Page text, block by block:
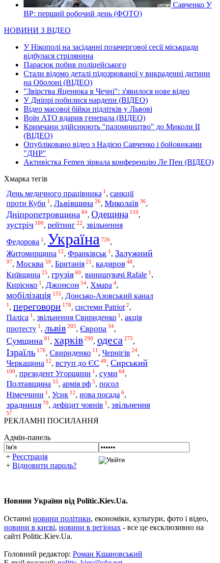
Савченко У
ВР: перший робочий день (ФОТО)
НОВИНИ З ВІДЕО
У Нікополі на засіданні позачергової сесії міськради
відбулася стрілянина
Парасюк побив поліцейського
Стали відомо деталі підозрюваної у викраденні дитини
на Оболоні (ВІДЕО)
"Звірства Яценюка в Чечні": з'явилося нове відео
У Дніпрі побилися нардепи (ВІДЕО)
Відео масової бійки підлітків у Львові
Воїн АТО вдарив генерала (ВІДЕО)
Кримчани здійснюють "паломництво" до Миколи ІІ
(ВІДЕО)
Опубліковано відео з Надією Савченко і бойовиками
"ДНР"
Активістка Femen зірвала конференцію Ле Пен (ВІДЕО)
Хмарка тегів
День медичного працівника 1 , санкції
проти Куби 1 , Львівщина 26, Миколаїв 36,
Дніпропетровщина 84, Одещина 119,
зустріч 100, рейтинг 22, звільнення
Федорова 1 , Україна 726,
Житомирщина 12, Франківськ 1 , Залужний
97, Москва 59, Британія 21 , кадиров 48,
Київщина 25, грузія 69, винищувачі Rafale 1 ,
Кирієнко 1 , Джонсон 54, Хмара 4,
мобілізація 155, Донсько-Азовський канал
1 , переговори 178, системи Patriot 2,
Паліса 1 , звільнення Свириденко 1 , акція
протесту 1 , львів 205, Європа 34,
Сумщина 81 , харків 290, одеса 275,
Ізраїль 176, Свириденко 11 , Чернігів 24,
Черкащина 12, вступ до ЄС 49, Сирський
100, президент Угорщини 1 , суми 64,
Полтавщина 55, армія рф 5, посол
Німеччини 1 , Усик 12, нова посада 6,
зрадниця 70, дефіцит човнів 1 , звільнення
57
РЕКЛАМНІ ПОСИЛАННЯ
Адмін-панель
+ Реєстрація
+ Відновити пароль?
Новини України від Politic.Kiev.Ua.
Останні новини політики, економіки, культури, фото і відео,
новини в києві, новини в регіонах - все це ексклюзивно на
сайті Politic.Kiev.Ua.
Головний редактор: Роман Кшановський